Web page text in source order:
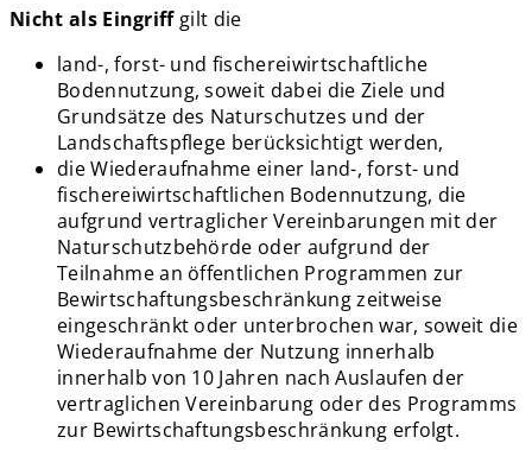
Nicht als Eingriffgilt die
land-, forst- und fischereiwirtschaftliche
Bodennutzung, soweit dabei die Ziele und
Grundsätze des Naturschutzes und der
Landschaftspflege berücksichtigt werden,
die Wiederaufnahme einer land-, forst- und
fischereiwirtschaftlichen Bodennutzung, die
aufgrund vertraglicher Vereinbarungen mit der
Naturschutzbehörde oder aufgrund der
Teilnahme an öffentlichen Programmen zur
Bewirtschaftungsbeschränkung zeitweise
eingeschränkt oder unterbrochen war, soweit die
Wiederaufnahme der Nutzung innerhalb
innerhalb von 10 Jahren nach Auslaufen der
vertraglichen Vereinbarung oder des Programms
zur Bewirtschaftungsbeschränkung erfolgt.